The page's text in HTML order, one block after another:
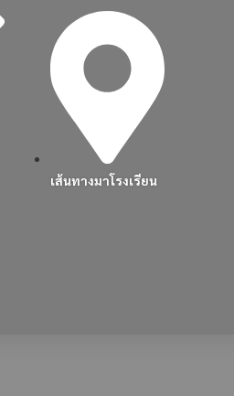
เส้นทางมาโรงเรียน